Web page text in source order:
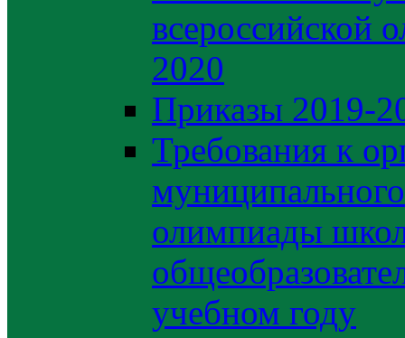
всероссийской
2020
Приказы 2019-
Требования к
олимпиады
учебном году